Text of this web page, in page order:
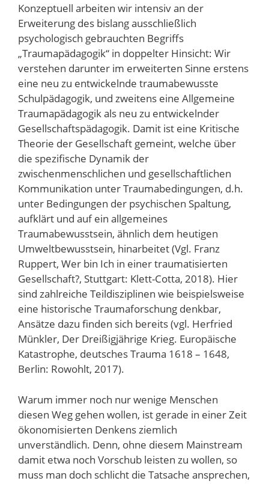
Konzeptuell arbeiten wir intensiv an der
Erweiterung des bislang ausschließlich
psychologisch gebrauchten Begriffs
„Traumapädagogik“ in doppelter Hinsicht: Wir
verstehen darunter im erweiterten Sinne erstens
eine neu zu entwickelnde traumabewusste
Schulpädagogik, und zweitens eine Allgemeine
Traumapädagogik als neu zu entwickelnder
Gesellschaftspädagogik. Damit ist eine Kritische
Theorie der Gesellschaft gemeint, welche über
die spezifische Dynamik der
zwischenmenschlichen und gesellschaftlichen
Kommunikation unter Traumabedingungen, d.h.
unter Bedingungen der psychischen Spaltung,
aufklärt und auf ein allgemeines
Traumabewusstsein, ähnlich dem heutigen
Umweltbewusstsein, hinarbeitet (Vgl. Franz
Ruppert, Wer bin Ich in einer traumatisierten
Gesellschaft?, Stuttgart: Klett-Cotta, 2018). Hier
sind zahlreiche Teildisziplinen wie beispielsweise
eine historische Traumaforschung denkbar,
Ansätze dazu finden sich bereits (vgl. Herfried
Münkler, Der Dreißigjährige Krieg. Europäische
Katastrophe, deutsches Trauma 1618 – 1648,
Berlin: Rowohlt, 2017).
Warum immer noch nur wenige Menschen
diesen Weg gehen wollen, ist gerade in einer Zeit
ökonomisierten Denkens ziemlich
unverständlich. Denn, ohne diesem Mainstream
damit etwa noch Vorschub leisten zu wollen, so
muss man doch schlicht die Tatsache ansprechen,